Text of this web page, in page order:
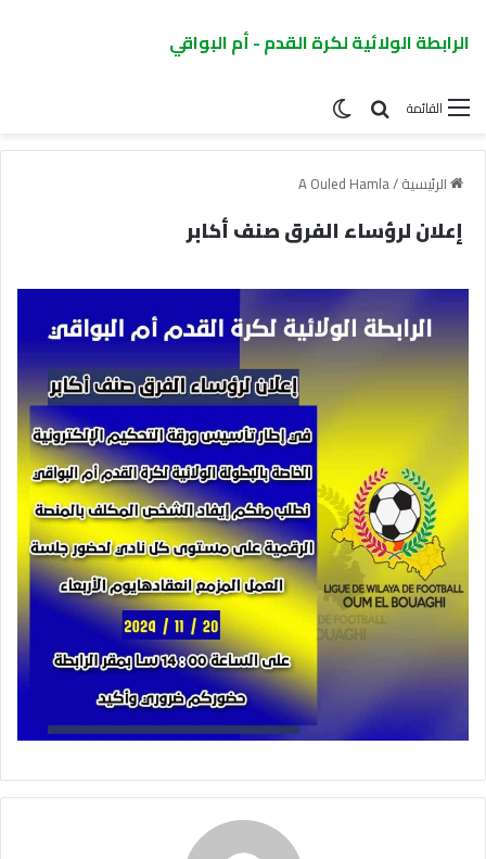
الرابطة الولائية لكرة القدم - أم البواقي
القائمة
الرئيسية/
A Ouled Hamla
إعلان لرؤساء الفرق صنف أكابر